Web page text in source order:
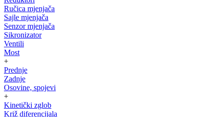
Ručica mjenjača
Sajle mjenjača
Senzor mjenjača
Sikronizator
Ventili
Most
+
Prednje
Zadnje
Osovine, spojevi
+
Kinetički zglob
Križ diferencijala